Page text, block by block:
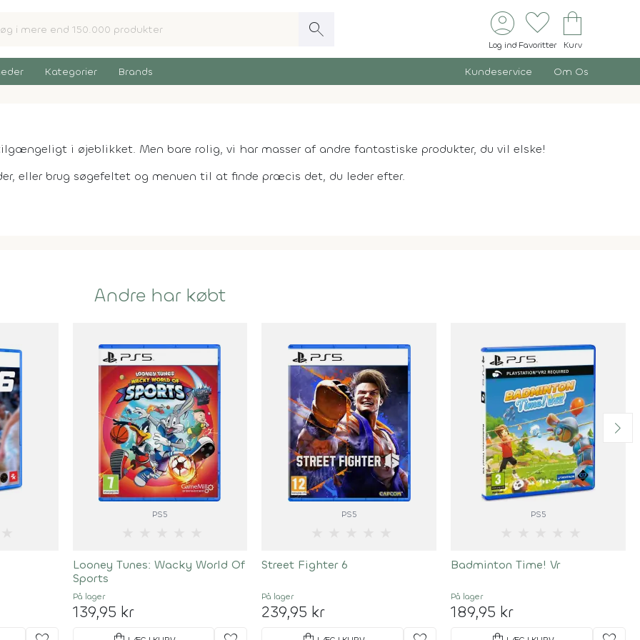
search account_circle
Log ind
favorite
Favoritter
shopping_bag
Kurv
Kategorier Brands Kundeservice Om Os
i øjeblikket. Men bare rolig, vi har masser af andre fantastiske produkter, du vil elske!
eller brug søgefeltet og menuen til at finde præcis det, du leder efter.
Andre har købt
PS5
Looney Tunes: Wacky World Of
Sports
På lager
139,95 kr
PS5
Street Fighter 6
På lager
239,95 kr
PS5
Badminton Time! Vr
På lager
189,95 kr